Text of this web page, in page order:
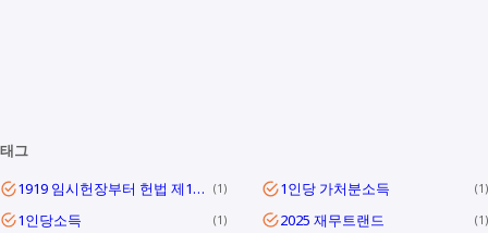
태그
1919 임시헌장부터 헌법 제1조까지
1 1인당 가처분소득 1
1인당소득 1 2025 재무트랜드 1